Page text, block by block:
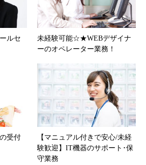
ルセ
未経験可能☆★WEBデザイナ
ーのオペレーター業務！
受付
【マニュアル付きで安心/未経
験歓迎】IT機器のサポート･保
守業務